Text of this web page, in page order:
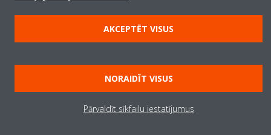
Juridiskais paziņojums
AKCEPTĒT VISUS
NORAIDĪT VISUS
Pārvaldīt sīkfailu iestatījumus